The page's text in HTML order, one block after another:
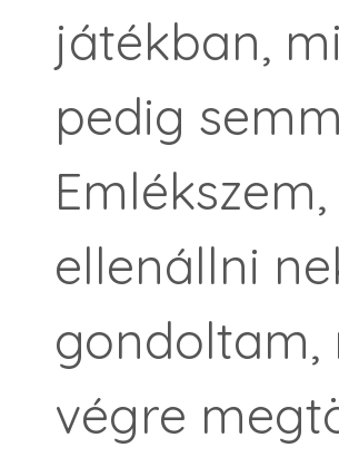
játékban,
pedig
ellenállni
gondoltam,
végre